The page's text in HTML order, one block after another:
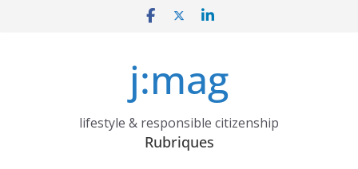
j:mag
lifestyle & responsible citizenship
Rubriques